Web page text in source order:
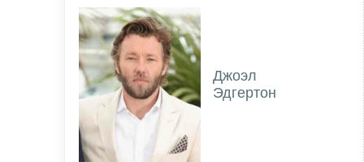
Джоэл
Эдгертон